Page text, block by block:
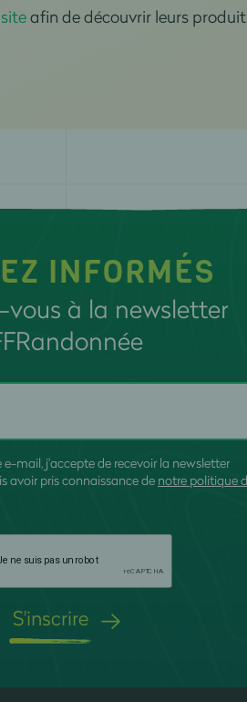
siteafin de découvrir leurs
INFORMÉS
vous à la newsletter
e-mail, j'accepte de recevoir la newsletter
avoir pris connaissance de notre politique
S'inscrire